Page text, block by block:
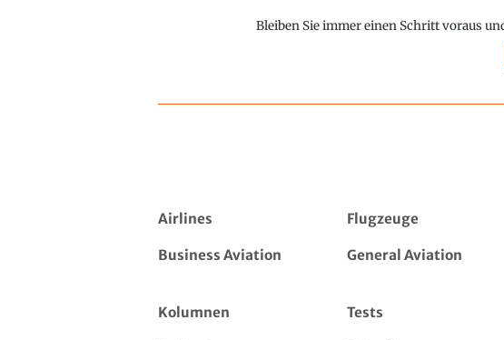
Bleiben Sie immer einen Schritt voraus
Airlines Flugzeuge
Business Aviation General Aviation
Kolumnen Tests